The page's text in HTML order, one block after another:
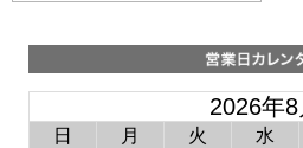
2026年8
日 月 火 水